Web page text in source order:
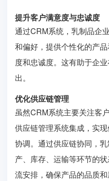
提升客户满意度与忠诚度
通过CRM系统，乳制品企
和偏好，提供个性化的产
度和忠诚度。这有助于企
出。
优化供应链管理
虽然CRM系统主要关注客
供应链管理系统集成，实
协调。通过供应链协同，
产、库存、运输等环节的
流安排，确保产品的品质和